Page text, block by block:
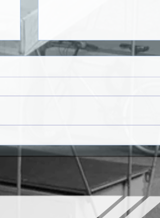
𝗚𝗔𝗡𝗛𝗔𝗥 𝗡𝗢𝗩𝗔
𝗜𝗠𝗔𝗚𝗘𝗠 𝗡𝗢 Â𝗠𝗕𝗜𝗧𝗢
𝗗𝗢 𝗣𝗥𝗢𝗝𝗘𝗧𝗢 "𝗦𝗔𝗡𝗧𝗔
𝗠𝗔𝗥𝗜𝗔 𝗖𝗔𝗠𝗜𝗡𝗛𝗔𝗩𝗘𝗟"